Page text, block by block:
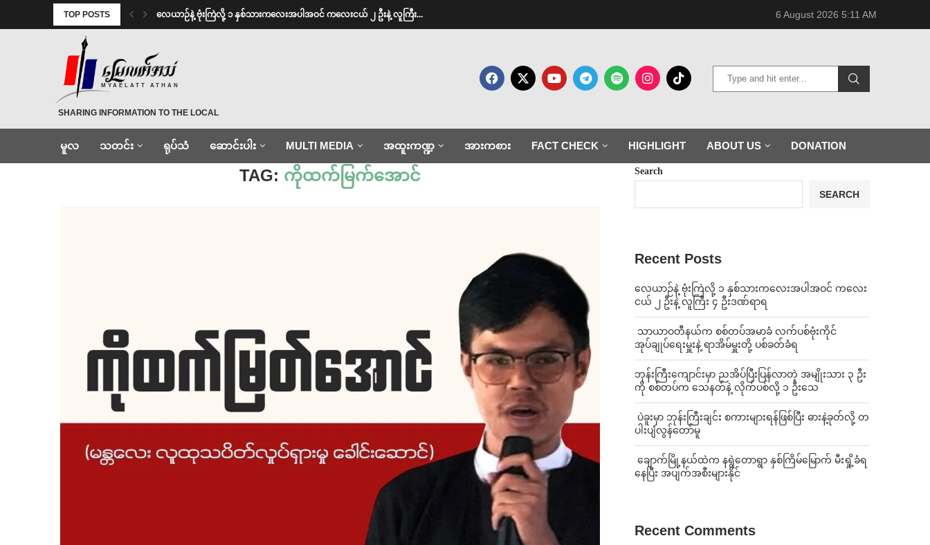
TOP POSTS ⁨လေယာဉ်နဲ့ ဗုံးကြဲလို့ ၁ နှစ်သားကလေးအပါအဝင် ကလေးငယ် ၂ ဦးနဲ့ လူကြီး... 6 August 2026 5:11 AM
MYAELATT ATHAN
SHARING INFORMATION TO THE LOCAL
မူလ သတင်း ရုပ်သံ ဆောင်းပါး MULTI MEDIA အထူးကဏ္ဍ အားကစား FACT CHECK HIGHLIGHT ABOUT US DONATION
Home ကိုထက်မြက်အောင်
TAG: ကိုထက်မြက်အောင် Search
SEARCH
Recent Posts
⁨လေယာဉ်နဲ့ ဗုံးကြဲလို့ ၁ နှစ်သားကလေးအပါအဝင် ကလေး
ငယ် ၂ ဦးနဲ့ လူကြီး ၄ ဦးဒဏ်ရာရ
⁩ ⁨သာယာဝတီနယ်က စစ်တပ်အမာခံ လက်ပစ်ဗုံးကိုင်
အုပ်ချုပ်ရေးမှူးနဲ့ ရာအိမ်မှူးတို့ ပစ်ခတ်ခံရ
ဘုန်းကြီးကျောင်းမှာ ညအိပ်ပြီးပြန်လာတဲ့ အမျိုးသား ၃ ဦး
ကို စစ်တပ်က သေနတ်နဲ့ လိုက်ပစ်လို့ ၁ ဦးသေ
⁩ ⁨ပဲခူးမှာ ဘုန်းကြီးချင်း စကားများရန်ဖြစ်ပြီး ဓားနဲ့ခုတ်လို့ တ
ပါးပျံလွန်တော်မူ
⁩ ⁨ချောက်မြို့နယ်ထဲက နရွဲတောရွာ နှစ်ကြိမ်မြောက် မီးရှို့ခံရ
နေပြီး အပျက်အစီးများနိုင်
Recent Comments